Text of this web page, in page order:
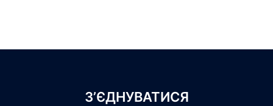
З’ЄДНУВАТИСЯ